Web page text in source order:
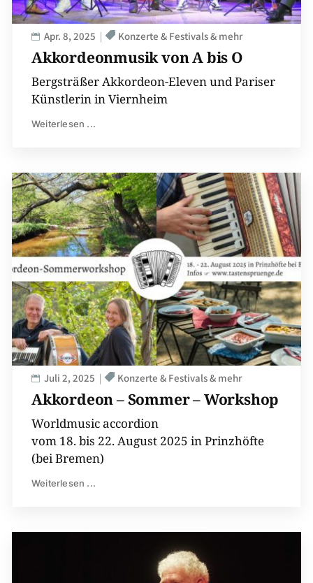
Akkordeonmusik von A bis O
Apr. 8, 2025 Konzerte & Festivals & mehr
Bergsträßer Akkordeon-Eleven und Pariser
Künstlerin in Viernheim
Weiterlesen ...
Akkordeon – Sommer – Workshop
Juli 2, 2025 Konzerte & Festivals & mehr
Worldmusic accordion
vom 18. bis 22. August 2025 in Prinzhöfte
(bei Bremen)
Weiterlesen ...